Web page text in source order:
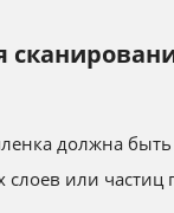
должна
слоев или